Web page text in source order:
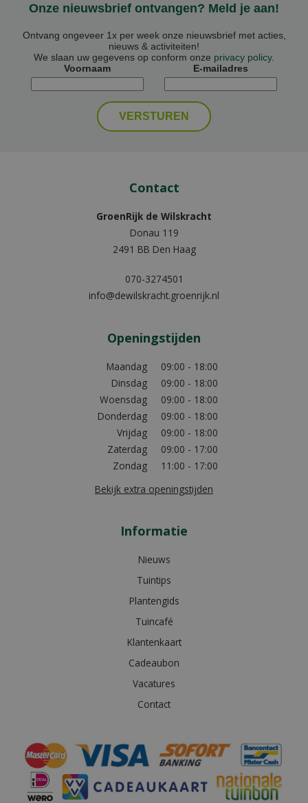
Onze nieuwsbrief ontvangen? Meld je aan!
Ontvang ongeveer 1x per week onze nieuwsbrief met acties,
nieuws & activiteiten!
We slaan uw gegevens op conform onze privacy policy.
Voornaam
E-mailadres
Contact
GroenRijk de Wilskracht
Donau 119
2491 BB Den Haag
070-3274501
info@dewilskracht.groenrijk.nl
Openingstijden
Maandag
09:00 - 18:00
Dinsdag
09:00 - 18:00
Woensdag
09:00 - 18:00
Donderdag
09:00 - 18:00
Vrijdag
09:00 - 18:00
Zaterdag
09:00 - 17:00
Zondag
11:00 - 17:00
Bekijk extra openingstijden
Informatie
Nieuws
Tuintips
Plantengids
Tuincafé
Klantenkaart
Cadeaubon
Vacatures
Contact